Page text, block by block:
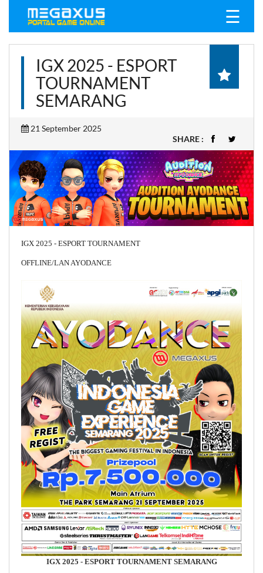
☰
IGX 2025 - ESPORT
TOURNAMENT
SEMARANG
21 September 2025
SHARE :
IGX 2025 - ESPORT TOURNAMENT
OFFLINE/LAN AYODANCE
IGX 2025 - ESPORT TOURNAMENT SEMARANG